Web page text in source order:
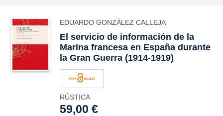
EDUARDO GONZÁLEZ CALLEJA
El servicio de información de la
Marina francesa en España durante
la Gran Guerra (1914-1919)
RÚSTICA
59,00 €